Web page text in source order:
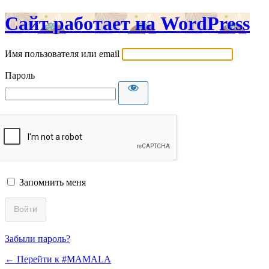
Сайт работает на WordPress
Имя пользователя или email
Пароль
Запомнить меня
Забыли пароль?
← Перейти к #MAMALA